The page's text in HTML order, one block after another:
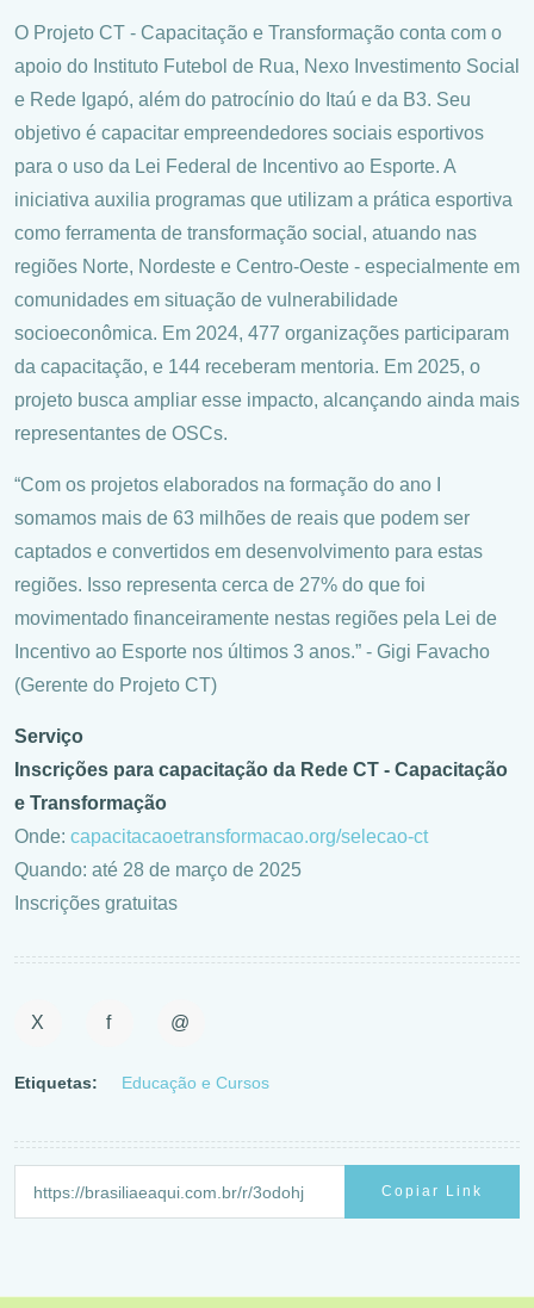
O Projeto CT - Capacitação e Transformação conta com o
apoio do Instituto Futebol de Rua, Nexo Investimento Social
e Rede Igapó, além do patrocínio do Itaú e da B3. Seu
objetivo é capacitar empreendedores sociais esportivos
para o uso da Lei Federal de Incentivo ao Esporte. A
iniciativa auxilia programas que utilizam a prática esportiva
como ferramenta de transformação social, atuando nas
regiões Norte, Nordeste e Centro-Oeste - especialmente em
comunidades em situação de vulnerabilidade
socioeconômica. Em 2024, 477 organizações participaram
da capacitação, e 144 receberam mentoria. Em 2025, o
projeto busca ampliar esse impacto, alcançando ainda mais
representantes de OSCs.
“Com os projetos elaborados na formação do ano I
somamos mais de 63 milhões de reais que podem ser
captados e convertidos em desenvolvimento para estas
regiões. Isso representa cerca de 27% do que foi
movimentado financeiramente nestas regiões pela Lei de
Incentivo ao Esporte nos últimos 3 anos.” - Gigi Favacho
(Gerente do Projeto CT)
Serviço
Inscrições para capacitação da Rede CT - Capacitação
e Transformação
Onde: capacitacaoetransformacao.org/selecao-ct
Quando: até 28 de março de 2025
Inscrições gratuitas
X f @
Etiquetas: Educação e Cursos
Copiar Link